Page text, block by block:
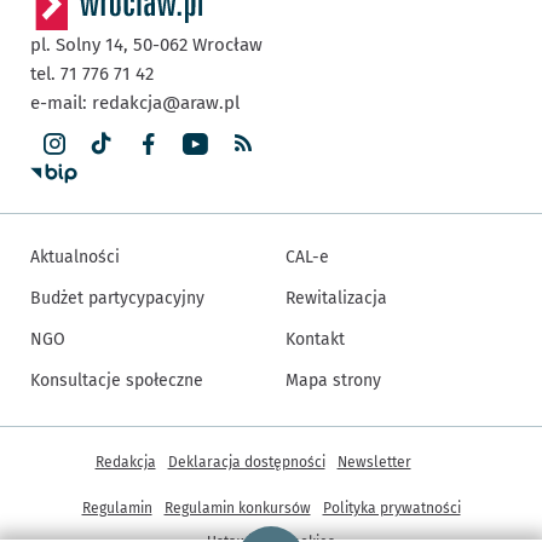
pl. Solny 14, 50-062 Wrocław
tel. 71 776 71 42
e-mail: redakcja@araw.pl
Aktualności
Budżet partycypacyjny
NGO
Konsultacje społeczne
CAL-e
Rewitalizacja
Kontakt
Mapa strony
Inne informacje
Redakcja Deklaracja dostępności Newsletter
Regulamin Regulamin konkursów
Polityka prywatności